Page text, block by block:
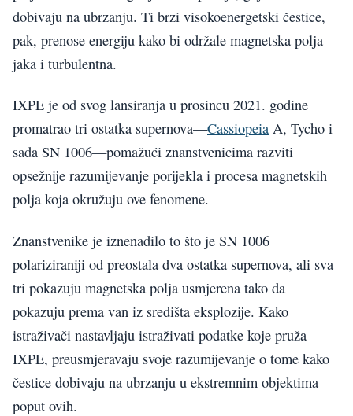
dobivaju na ubrzanju. Ti brzi visokoenergetski čestice,
pak, prenose energiju kako bi održale magnetska polja
jaka i turbulentna.
IXPE je od svog lansiranja u prosincu 2021. godine
promatrao tri ostatka supernova—Cassiopeia A, Tycho i
sada SN 1006—pomažući znanstvenicima razviti
opsežnije razumijevanje porijekla i procesa magnetskih
polja koja okružuju ove fenomene.
Znanstvenike je iznenadilo to što je SN 1006
polariziraniji od preostala dva ostatka supernova, ali sva
tri pokazuju magnetska polja usmjerena tako da
pokazuju prema van iz središta eksplozije. Kako
istraživači nastavljaju istraživati podatke koje pruža
IXPE, preusmjeravaju svoje razumijevanje o tome kako
čestice dobivaju na ubrzanju u ekstremnim objektima
poput ovih.